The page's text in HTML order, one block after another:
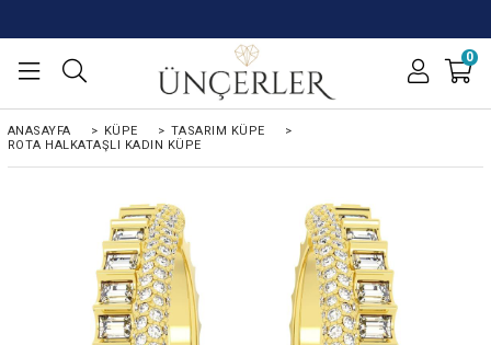
0
ANASAYFA > KÜPE > TASARIM KÜPE
>
ROTA HALKATAŞLI KADIN KÜPE